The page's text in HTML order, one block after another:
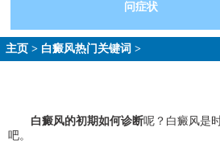
问症状
主页 > 白癜风热门关键词 >
白癜风的初期如何诊断呢？白癜风是
吧。